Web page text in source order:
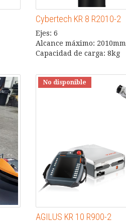
Cybertech KR 8 R2010-2
Ejes: 6
Alcance máximo: 2010mm
Capacidad de carga: 8kg
No disponible
AGILUS KR 10 R900-2